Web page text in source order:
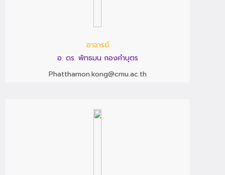
อาจารย์
อ. ดร. พัทธมน กองคำบุตร
Phatthamon.kong@cmu.ac.th